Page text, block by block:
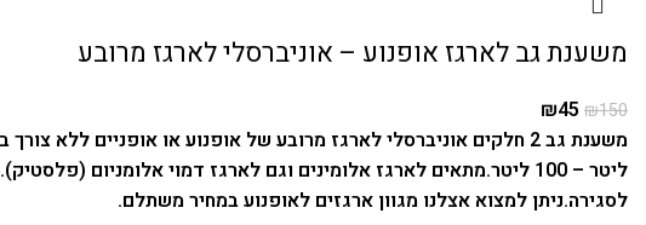
משענת גב לארגז אופנוע – אוניברסלי לארגז מרובע
₪150
₪45
משענת גב 2 חלקים אוניברסלי לארגז מרובע של אופנוע או אופניים ללא צורך בהתקנה וברגים מגיע עם דבק חזק ועמיד.
ליטר – 100 ליטר.
מתאים לארגז אלומינים וגם לארגז דמוי אלומניום (פלסטיק).
לסגירה.ניתן למצוא אצלנו מגוון ארגזים לאופנוע במחיר משתלם.